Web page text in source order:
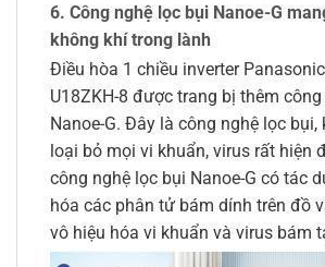
6. Công nghệ lọc bụi Nanoe-G
không khí trong lành
Điều hòa 1 chiều inverter
U18ZKH-8 được trang bị thêm
Nanoe-G. Đây là công nghệ lọc bụi,
loại bỏ mọi vi khuẩn, virus rất hiện
công nghệ lọc bụi Nanoe-G có tác
hóa các phân tử bám dính trên đồ
vô hiệu hóa vi khuẩn và virus bám